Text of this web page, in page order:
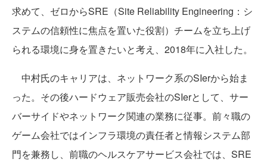
求めて、ゼロからSRE（Site Reliability Engineering：シ
ステムの信頼性に焦点を置いた役割）チームを立ち上げ
られる環境に身を置きたいと考え、2018年に入社した。
中村氏のキャリアは、ネットワーク系のSIerから始ま
った。その後ハードウェア販売会社のSIerとして、サー
バーサイドやネットワーク関連の業務に従事。前々職の
ゲーム会社ではインフラ環境の責任者と情報システム部
門を兼務し、前職のヘルスケアサービス会社では、SRE